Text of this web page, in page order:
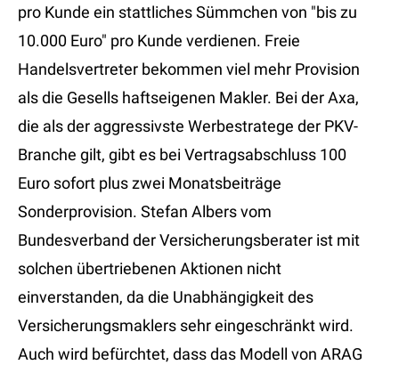
pro Kunde ein stattliches Sümmchen von "bis zu
10.000 Euro" pro Kunde verdienen. Freie
Handelsvertreter bekommen viel mehr Provision
als die Gesells haftseigenen Makler. Bei der Axa,
die als der aggressivste Werbestratege der PKV-
Branche gilt, gibt es bei Vertragsabschluss 100
Euro sofort plus zwei Monatsbeiträge
Sonderprovision. Stefan Albers vom
Bundesverband der Versicherungsberater ist mit
solchen übertriebenen Aktionen nicht
einverstanden, da die Unabhängigkeit des
Versicherungsmaklers sehr eingeschränkt wird.
Auch wird befürchtet, dass das Modell von ARAG